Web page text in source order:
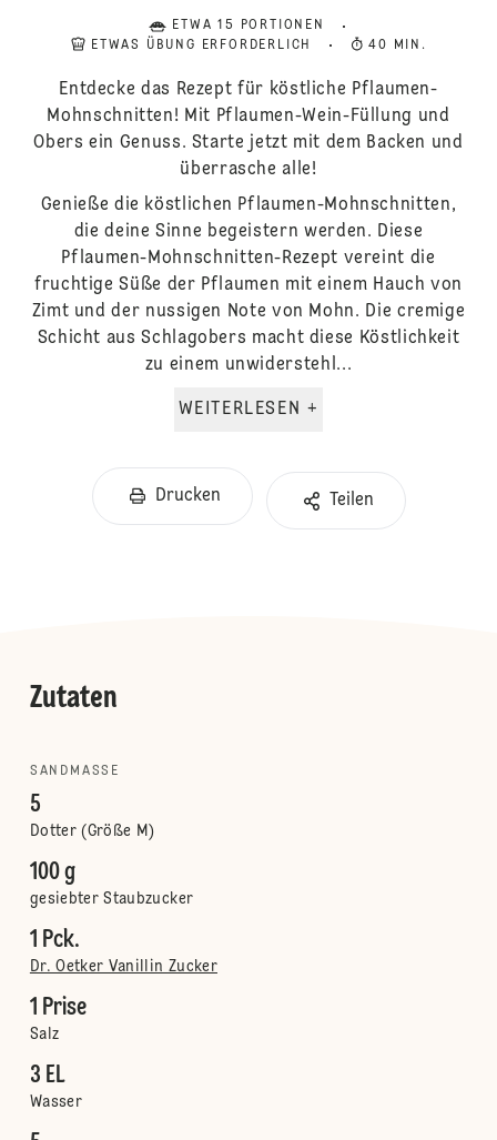
ETWA 15 PORTIONEN
ETWAS ÜBUNG ERFORDERLICH
40 MIN.
Entdecke das Rezept für köstliche Pflaumen-
Mohnschnitten! Mit Pflaumen-Wein-Füllung und
Obers ein Genuss. Starte jetzt mit dem Backen und
überrasche alle!
Genieße die köstlichen Pflaumen-Mohnschnitten,
die deine Sinne begeistern werden. Diese
Pflaumen-Mohnschnitten-Rezept vereint die
fruchtige Süße der Pflaumen mit einem Hauch von
Zimt und der nussigen Note von Mohn. Die cremige
Schicht aus Schlagobers macht diese Köstlichkeit
zu einem unwiderstehl...
WEITERLESEN +
Drucken Teilen
Zutaten
SANDMASSE
5
Dotter (Größe M)
100 g
gesiebter Staubzucker
1 Pck.
Dr. Oetker Vanillin Zucker
1 Prise
Salz
3 EL
Wasser